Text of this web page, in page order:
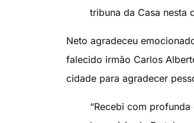
tribuna da Casa nesta
Neto agradeceu
falecido irmão Carlos
cidade para agradecer
“Recebi com